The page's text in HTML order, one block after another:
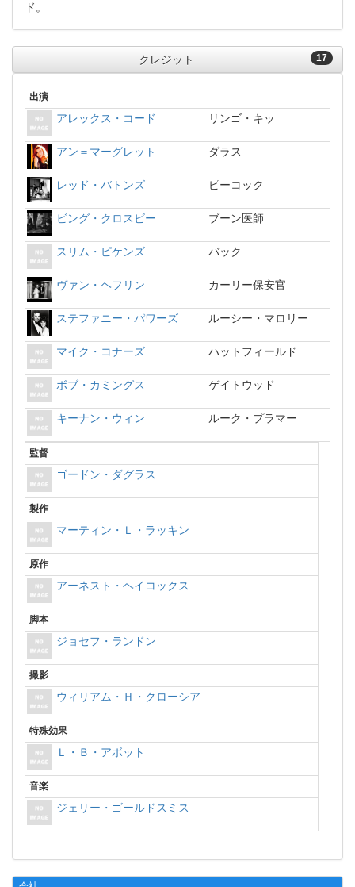
ド。
17
クレジット
出演
アレックス・コード リンゴ・キッ
アン＝マーグレット ダラス
レッド・バトンズ ピーコック
ビング・クロスビー ブーン医師
スリム・ピケンズ バック
ヴァン・ヘフリン カーリー保安官
ステファニー・パワーズ ルーシー・マロリー
マイク・コナーズ ハットフィールド
ボブ・カミングス ゲイトウッド
キーナン・ウィン ルーク・プラマー
監督
ゴードン・ダグラス
製作
マーティン・Ｌ・ラッキン
原作
アーネスト・ヘイコックス
脚本
ジョセフ・ランドン
撮影
ウィリアム・Ｈ・クローシア
特殊効果
Ｌ・Ｂ・アボット
音楽
ジェリー・ゴールドスミス